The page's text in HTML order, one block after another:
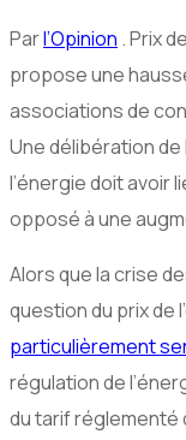
Parl’Opinion . Prix
propose une
associations de
Une délibération
l’énergie doit avoir
opposé à une
Alors que la crise
question du prix de
particulièrement
régulation de
du tarif réglementé